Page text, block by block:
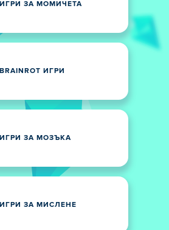
ИГРИ ЗА МОМИЧЕТА
BRAINROT ИГРИ
ИГРИ ЗА МОЗЪКА
ИГРИ ЗА МИСЛЕНЕ